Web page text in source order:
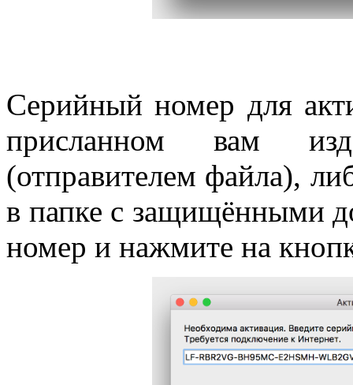
Серийный номер для
присланном вам
(отправителем файла),
в папке с защищёнными
номер и нажмите на